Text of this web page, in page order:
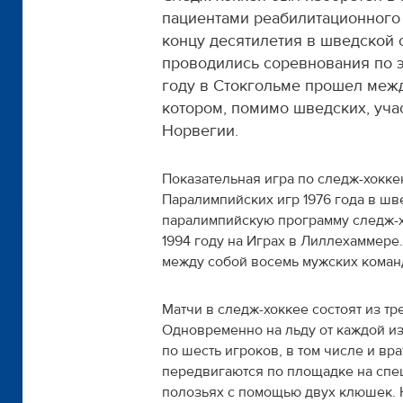
пациентами
концу десятилетия в шведской
проводились соревнования по
году в Стокгольме прошел
котором, помимо шведских,
Норвегии.
Показательная игра по следж-
Паралимпийских игр 1976 года в
паралимпийскую программу
1994 году на Играх в
между собой восемь мужских
Матчи в следж-хоккее состоят из
Одновременно на льду от каждой
по шесть игроков, в том числе и
передвигаются по площадке на
полозьях с помощью двух клюшек.